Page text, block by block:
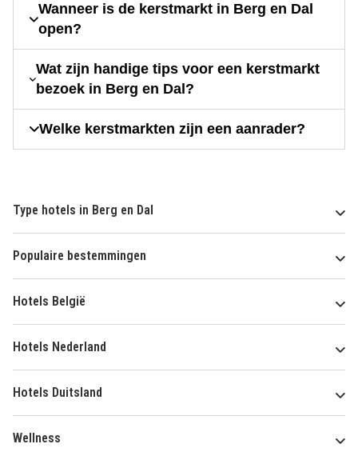
Wanneer is de kerstmarkt in Berg en Dal
open?
Wat zijn handige tips voor een kerstmarkt
bezoek in Berg en Dal?
Welke kerstmarkten zijn een aanrader?
Type hotels in Berg en Dal
Populaire bestemmingen
Hotels België
Hotels Nederland
Hotels Duitsland
Wellness